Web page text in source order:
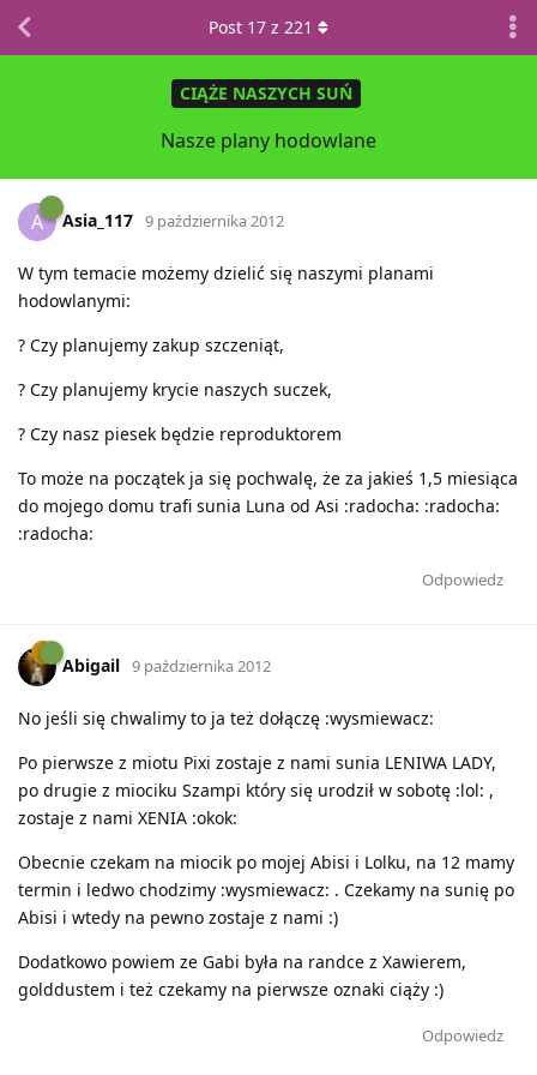
CIĄŻE NASZYCH SUŃ
Nasze plany hodowlane
Post 17 z 221
A Asia_117 9 października 2012
W tym temacie możemy dzielić się naszymi planami
hodowlanymi:
? Czy planujemy zakup szczeniąt,
? Czy planujemy krycie naszych suczek,
? Czy nasz piesek będzie reproduktorem
To może na początek ja się pochwalę, że za jakieś 1,5 miesiąca
do mojego domu trafi sunia Luna od Asi :radocha: :radocha:
:radocha:
Odpowiedz
Abigail 9 października 2012
No jeśli się chwalimy to ja też dołączę :wysmiewacz:
Po pierwsze z miotu Pixi zostaje z nami sunia LENIWA LADY,
po drugie z miociku Szampi który się urodził w sobotę :lol: ,
zostaje z nami XENIA :okok:
Obecnie czekam na miocik po mojej Abisi i Lolku, na 12 mamy
termin i ledwo chodzimy :wysmiewacz: . Czekamy na sunię po
Abisi i wtedy na pewno zostaje z nami :)
Dodatkowo powiem ze Gabi była na randce z Xawierem,
golddustem i też czekamy na pierwsze oznaki ciąży :)
Odpowiedz